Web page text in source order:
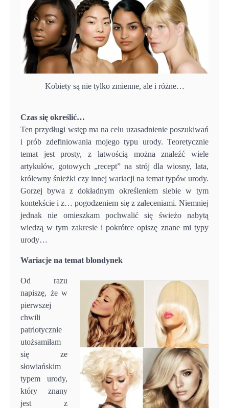
Kobiety są nie tylko zmienne, ale i różne…
Czas się określić…
Ten przydługi wstęp ma na celu uzasadnienie poszukiwań
i prób zdefiniowania mojego typu urody. Teoretycznie
temat jest prosty, z łatwością można znaleźć wiele
artykułów, gotowych „recept” na strój dla wiosny, lata,
królewny śnieżki czy innej wariacji na temat typów urody.
Gorzej bywa z dokładnym określeniem siebie w tym
kontekście i z… pogodzeniem się z zaleceniami. Niemniej
jednak nie omieszkam pochwalić się świeżo nabytą
wiedzą w tym zakresie i pokrótce opiszę znane mi typy
urody…
Wariacje na temat blondynek
Od razu
napiszę, że w
pierwszej
chwili
patriotycznie
utożsamiłam
się ze
słowiańskim
typem urody,
który znany
jest z